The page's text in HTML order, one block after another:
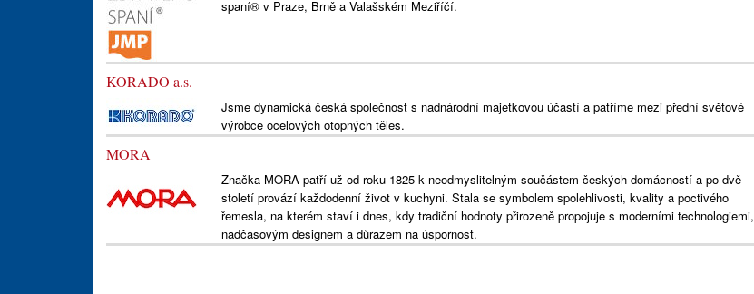
spaní® v Praze, Brně a Valašském Meziříčí.
KORADO a.s.
Jsme dynamická česká společnost s nadnárodní majetkovou účastí a patříme mezi přední světové
výrobce ocelových otopných těles.
MORA
Značka MORA patří už od roku 1825 k neodmyslitelným součástem českých domácností a po dvě
století provází každodenní život v kuchyni. Stala se symbolem spolehlivosti, kvality a poctivého
řemesla, na kterém staví i dnes, kdy tradiční hodnoty přirozeně propojuje s moderními technologiemi,
nadčasovým designem a důrazem na úspornost.